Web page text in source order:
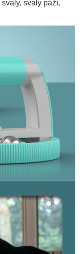
svaly paží,